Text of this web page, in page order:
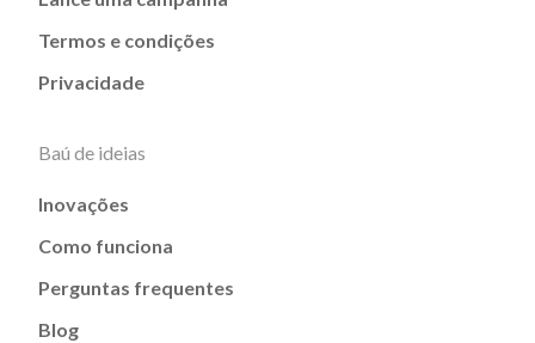
Termos e condições
Privacidade
Baú de ideias
Inovações
Como funciona
Perguntas frequentes
Blog